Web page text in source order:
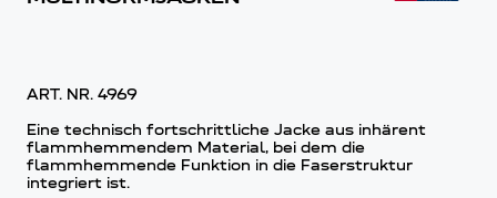
ART. NR. 4969
Eine technisch fortschrittliche Jacke aus inhärent
flammhemmendem Material, bei dem die
flammhemmende Funktion in die Faserstruktur
integriert ist.